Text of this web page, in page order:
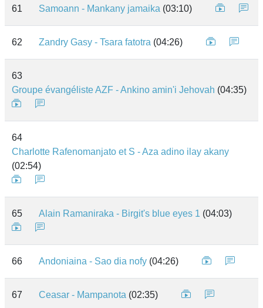
61 Samoann - Mankany jamaika (03:10)
62 Zandry Gasy - Tsara fatotra (04:26)
63
Groupe évangéliste AZF - Ankino amin'i Jehovah (04:35)
64
Charlotte Rafenomanjato et S - Aza adino ilay akany
(02:54)
65 Alain Ramaniraka - Birgit's blue eyes 1 (04:03)
66 Andoniaina - Sao dia nofy (04:26)
67 Ceasar - Mampanota (02:35)